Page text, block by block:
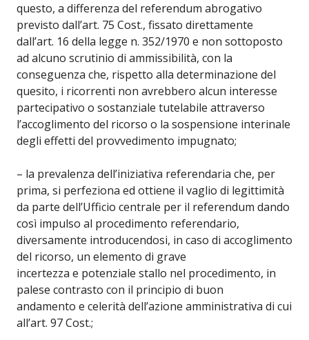
questo, a differenza del referendum abrogativo
previsto dall’art. 75 Cost., fissato direttamente
dall’art. 16 della legge n. 352/1970 e non sottoposto
ad alcuno scrutinio di ammissibilità, con la
conseguenza che, rispetto alla determinazione del
quesito, i ricorrenti non avrebbero alcun interesse
partecipativo o sostanziale tutelabile attraverso
l’accoglimento del ricorso o la sospensione interinale
degli effetti del provvedimento impugnato;
– la prevalenza dell’iniziativa referendaria che, per
prima, si perfeziona ed ottiene il vaglio di legittimità
da parte dell’Ufficio centrale per il referendum dando
così impulso al procedimento referendario,
diversamente introducendosi, in caso di accoglimento
del ricorso, un elemento di grave
incertezza e potenziale stallo nel procedimento, in
palese contrasto con il principio di buon
andamento e celerità dell’azione amministrativa di cui
all’art. 97 Cost.;